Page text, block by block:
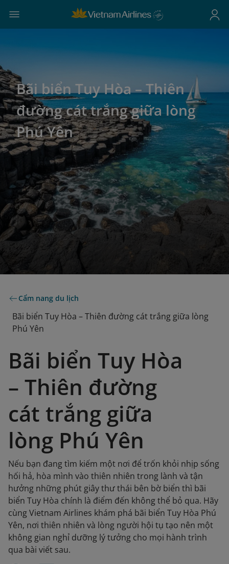
Bãi biển Tuy Hòa – Thiên
đường cát trắng giữa lòng
Phú Yên
Cẩm nang du lịch
Bãi biển Tuy Hòa – Thiên đường cát trắng giữa lòng
Phú Yên
Bãi biển Tuy Hòa
– Thiên đường
cát trắng giữa
lòng Phú Yên
Nếu bạn đang tìm kiếm một nơi để trốn khỏi nhịp sống
hối hả, hòa mình vào thiên nhiên trong lành và tận
hưởng những phút giây thư thái bên bờ biển thì bãi
biển Tuy Hòa chính là điểm đến không thể bỏ qua. Hãy
cùng Vietnam Airlines khám phá bãi biển Tuy Hòa Phú
Yên, nơi thiên nhiên và lòng người hội tụ tạo nên một
không gian nghỉ dưỡng lý tưởng cho mọi hành trình
qua bài viết sau.